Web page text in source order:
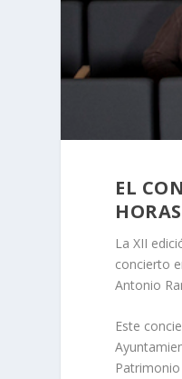
EL
La XII
concierto
Antonio
Este